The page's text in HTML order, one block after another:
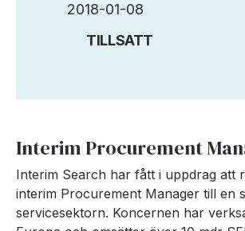
2018-01-08
TILLSATT
Interim Procurement
Interim Search har fått i uppdrag att
interim Procurement Manager till en
servicesektorn. Koncernen har